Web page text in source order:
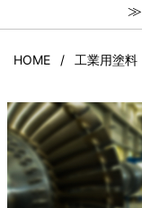
≫
HOME 工業用塗料